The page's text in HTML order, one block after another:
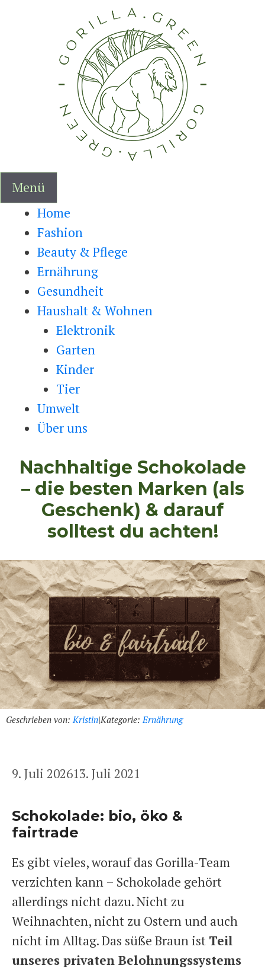
Menü
Home
Fashion
Beauty & Pflege
Ernährung
Gesundheit
Haushalt & Wohnen
Elektronik
Garten
Kinder
Tier
Umwelt
Über uns
Nachhaltige Schokolade
– die besten Marken (als
Geschenk) & darauf
solltest du achten!
Geschrieben von:Kristin|Kategorie:Ernährung
9. Juli 202613. Juli 2021
Schokolade: bio, öko &
fairtrade
Es gibt vieles, worauf das Gorilla-Team
verzichten kann – Schokolade gehört
allerdings nicht dazu. Nicht zu
Weihnachten, nicht zu Ostern und auch
nicht im Alltag. Das süße Braun ist Teil
unseres privaten Belohnungssystems